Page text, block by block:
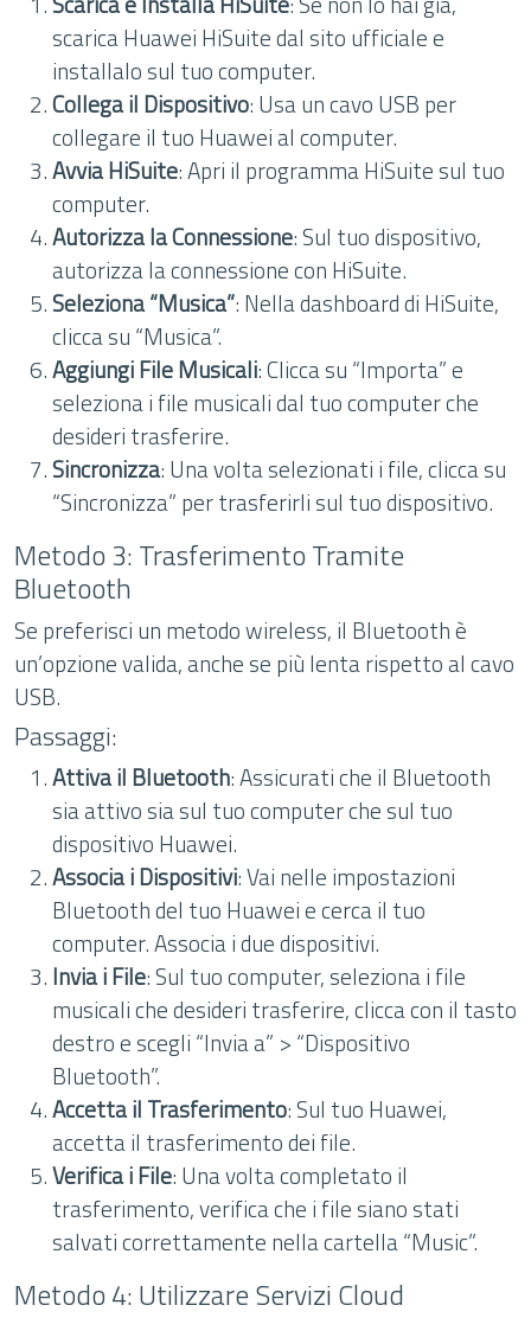
scarica Huawei HiSuite dal sito ufficiale e
installalo sul tuo computer.
Collega il Dispositivo: Usa un cavo USB per
collegare il tuo Huawei al computer.
Avvia HiSuite: Apri il programma HiSuite sul tuo
computer.
Autorizza la Connessione: Sul tuo dispositivo,
autorizza la connessione con HiSuite.
Seleziona “Musica”: Nella dashboard di HiSuite,
clicca su “Musica”.
Aggiungi File Musicali: Clicca su “Importa” e
seleziona i file musicali dal tuo computer che
desideri trasferire.
Sincronizza: Una volta selezionati i file, clicca su
“Sincronizza” per trasferirli sul tuo dispositivo.
Metodo 3: Trasferimento Tramite
Bluetooth
Se preferisci un metodo wireless, il Bluetooth è
un’opzione valida, anche se più lenta rispetto al cavo
USB.
Passaggi:
Attiva il Bluetooth: Assicurati che il Bluetooth
sia attivo sia sul tuo computer che sul tuo
dispositivo Huawei.
Associa i Dispositivi: Vai nelle impostazioni
Bluetooth del tuo Huawei e cerca il tuo
computer. Associa i due dispositivi.
Invia i File: Sul tuo computer, seleziona i file
musicali che desideri trasferire, clicca con il tasto
destro e scegli “Invia a” > “Dispositivo
Bluetooth”.
Accetta il Trasferimento: Sul tuo Huawei,
accetta il trasferimento dei file.
Verifica i File: Una volta completato il
trasferimento, verifica che i file siano stati
salvati correttamente nella cartella “Music”.
Metodo 4: Utilizzare Servizi Cloud